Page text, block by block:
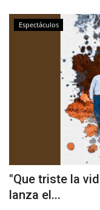
Espectáculos
"Que triste la
lanza el...